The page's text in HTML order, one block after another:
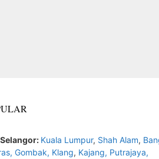
Kuala Lumpur, Shah Alam,
Gombak, Klang, Kajang, Putrajaya,